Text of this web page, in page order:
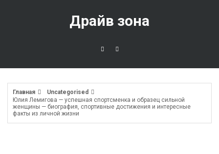
Драйв зона
Главная
Uncategorised
Юлия Лемигова — успешная спортсменка и образец сильной
женщины — биография, спортивные достижения и интересные
факты из личной жизни